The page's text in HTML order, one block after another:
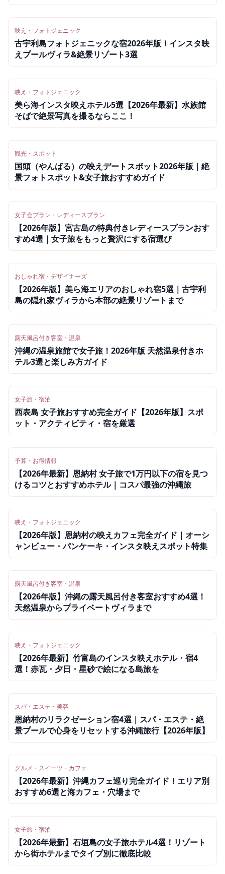
映え・フォトジェニック
古宇利島フォトジェニックな宿2026年版！インスタ映
えプールヴィラ&絶景リゾート3選
映え・フォトジェニック
美ら海インスタ映えホテル5選【2026年最新】水族館
そばで絶景写真を撮るならここ！
観光・スポット
国頭（やんばる）の映えデートスポット2026年版｜絶
景フォトスポット&女子旅おすすめガイド
女子会プラン・レディースプラン
【2026年版】宮古島の特典付きレディースプランおす
すめ4選｜女子旅をもっと贅沢にする宿選び
おしゃれ宿・デザイナーズ
【2026年版】美ら海エリアのおしゃれ宿5選｜古宇利
島の隠れ家ヴィラから本部の絶景リゾートまで
露天風呂付き客室・温泉
沖縄の温泉旅館で女子旅！2026年版 天然温泉付きホ
テル3選と楽しみ方ガイド
女子旅・宿泊
西表島 女子旅おすすめ完全ガイド【2026年版】スポ
ット・アクティビティ・宿を厳選
予算・お得情報
【2026年最新】恩納村 女子旅で1万円以下の宿を見つ
けるコツとおすすめホテル｜コスパ最強の沖縄旅
映え・フォトジェニック
【2026年版】恩納村の映えカフェ完全ガイド｜オーシ
ャンビュー・パンケーキ・インスタ映えスポット特集
露天風呂付き客室・温泉
【2026年版】沖縄の露天風呂付き客室おすすめ4選！
天然温泉からプライベートヴィラまで
映え・フォトジェニック
【2026年最新】竹富島のインスタ映えホテル・宿4
選！赤瓦・夕日・星砂で絵になる島旅を
スパ・エステ・美容
恩納村のリラクゼーション宿4選｜スパ・エステ・絶
景プールで心身をリセットする沖縄旅行【2026年版】
グルメ・スイーツ・カフェ
【2026年最新】沖縄カフェ巡り完全ガイド！エリア別
おすすめ6選と海カフェ・穴場まで
女子旅・宿泊
【2026年最新】石垣島の女子旅ホテル4選！リゾート
から街ホテルまでタイプ別に徹底比較